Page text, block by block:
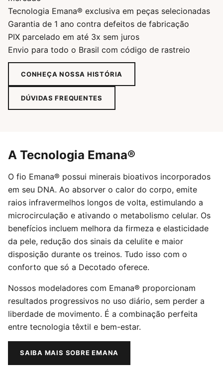
Tecnologia Emana® exclusiva em peças selecionadas
Garantia de 1 ano contra defeitos de fabricação
PIX parcelado em até 3x sem juros
Envio para todo o Brasil com código de rastreio
CONHEÇA NOSSA HISTÓRIA
DÚVIDAS FREQUENTES
A Tecnologia Emana®
O fio Emana® possui minerais bioativos incorporados
em seu DNA. Ao absorver o calor do corpo, emite
raios infravermelhos longos de volta, estimulando a
microcirculação e ativando o metabolismo celular. Os
benefícios incluem melhora da firmeza e elasticidade
da pele, redução dos sinais da celulite e maior
disposição durante os treinos. Tudo isso com o
conforto que só a Decotado oferece.
Nossos modeladores com Emana® proporcionam
resultados progressivos no uso diário, sem perder a
liberdade de movimento. É a combinação perfeita
entre tecnologia têxtil e bem-estar.
SAIBA MAIS SOBRE EMANA